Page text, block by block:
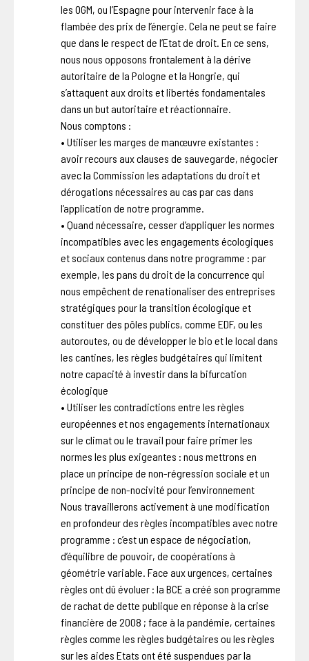
les OGM, ou l’Espagne pour intervenir face à la
flambée des prix de l’énergie. Cela ne peut se faire
que dans le respect de l’Etat de droit. En ce sens,
nous nous opposons frontalement à la dérive
autoritaire de la Pologne et la Hongrie, qui
s’attaquent aux droits et libertés fondamentales
dans un but autoritaire et réactionnaire.
Nous comptons :
• Utiliser les marges de manœuvre existantes :
avoir recours aux clauses de sauvegarde, négocier
avec la Commission les adaptations du droit et
dérogations nécessaires au cas par cas dans
l’application de notre programme.
• Quand nécessaire, cesser d’appliquer les normes
incompatibles avec les engagements écologiques
et sociaux contenus dans notre programme : par
exemple, les pans du droit de la concurrence qui
nous empêchent de renationaliser des entreprises
stratégiques pour la transition écologique et
constituer des pôles publics, comme EDF, ou les
autoroutes, ou de développer le bio et le local dans
les cantines, les règles budgétaires qui limitent
notre capacité à investir dans la bifurcation
écologique
• Utiliser les contradictions entre les règles
européennes et nos engagements internationaux
sur le climat ou le travail pour faire primer les
normes les plus exigeantes : nous mettrons en
place un principe de non-régression sociale et un
principe de non-nocivité pour l’environnement
Nous travaillerons activement à une modification
en profondeur des règles incompatibles avec notre
programme : c’est un espace de négociation,
d’équilibre de pouvoir, de coopérations à
géométrie variable. Face aux urgences, certaines
règles ont dû évoluer : la BCE a créé son programme
de rachat de dette publique en réponse à la crise
financière de 2008 ; face à la pandémie, certaines
règles comme les règles budgétaires ou les règles
sur les aides Etats ont été suspendues par la